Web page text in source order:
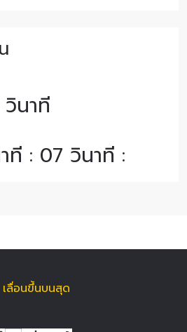
นาที
ที : 07 วินาที :
เลื่อนขึ้นบนสุด